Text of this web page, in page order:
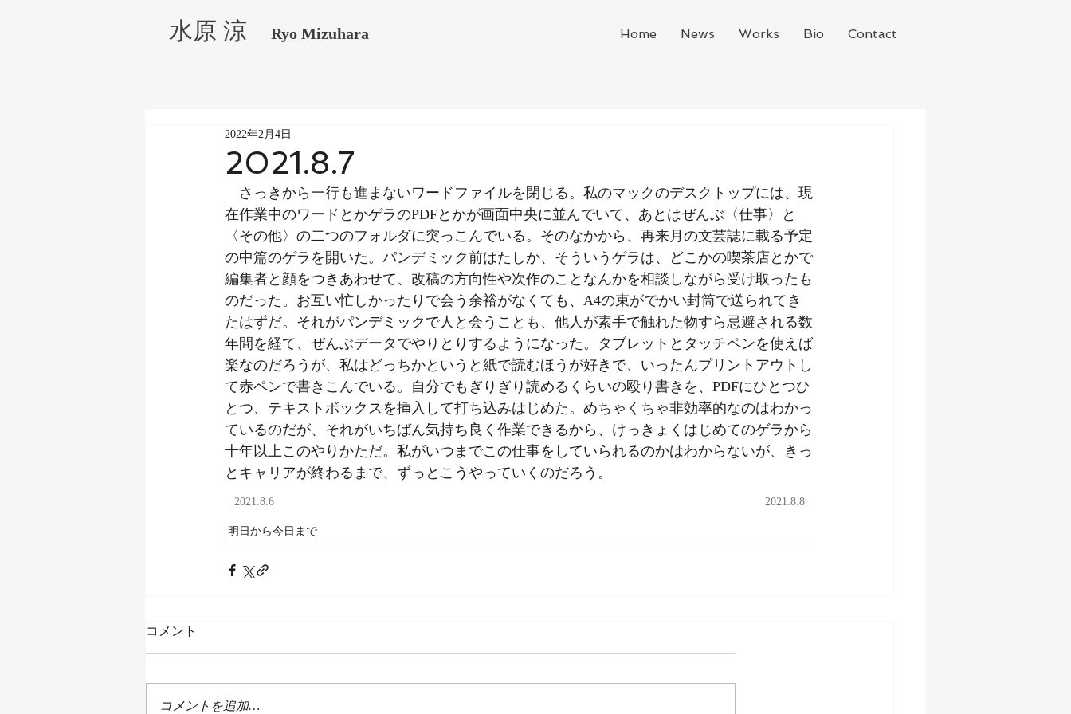
水原 涼 Ryo Mizuhara Home News Works Bio Contact
2021.8.7
2022年2月4日
さっきから一行も進まないワードファイルを閉じる。私のマックのデスクトップには、現
在作業中のワードとかゲラのPDFとかが画面中央に並んでいて、あとはぜんぶ〈仕事〉と
〈その他〉の二つのフォルダに突っこんでいる。そのなかから、再来月の文芸誌に載る予定
の中篇のゲラを開いた。パンデミック前はたしか、そういうゲラは、どこかの喫茶店とかで
編集者と顔をつきあわせて、改稿の方向性や次作のことなんかを相談しながら受け取ったも
のだった。お互い忙しかったりで会う余裕がなくても、A4の束がでかい封筒で送られてき
たはずだ。それがパンデミックで人と会うことも、他人が素手で触れた物すら忌避される数
年間を経て、ぜんぶデータでやりとりするようになった。タブレットとタッチペンを使えば
楽なのだろうが、私はどっちかというと紙で読むほうが好きで、いったんプリントアウトし
て赤ペンで書きこんでいる。自分でもぎりぎり読めるくらいの殴り書きを、PDFにひとつひ
とつ、テキストボックスを挿入して打ち込みはじめた。めちゃくちゃ非効率的なのはわかっ
ているのだが、それがいちばん気持ち良く作業できるから、けっきょくはじめてのゲラから
十年以上このやりかただ。私がいつまでこの仕事をしていられるのかはわからないが、きっ
とキャリアが終わるまで、ずっとこうやっていくのだろう。
2021.8.8
2021.8.6
明日から今日まで
コメント
コメントを追加…